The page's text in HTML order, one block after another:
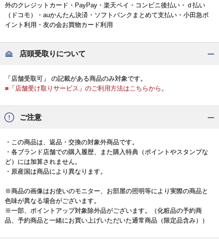
外のクレジットカード・PayPay・楽天ペイ・コンビニ後払い・ｄ払い
（ドコモ）・auかんたん決済・ソフトバンクまとめて支払い・小田急ポ
イント利用・友の会お買物カード利用
店頭受取りについて
「店舗受取可」 の記載がある商品のみ対象です。
■「店舗受け取りサービス」のご利用方法はこちらから。
ご注意
・この商品は、返品・交換の対象外商品です。
・各ブランド店舗での購入履歴、また購入特典（ポイントやスタンプな
ど）には加算されません。
・原産国は商品により異なります。
※商品の画像はお使いのモニター、お部屋の照明等により実際の商品と
色味が異なる場合がございます。
※一部、ポイントアップ対象除外品がございます。（化粧品の予約商
品、予約商品と一緒にお買い上げいただいた通常商品（限定品含み））